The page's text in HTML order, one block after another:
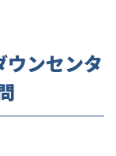
ウンセンタ